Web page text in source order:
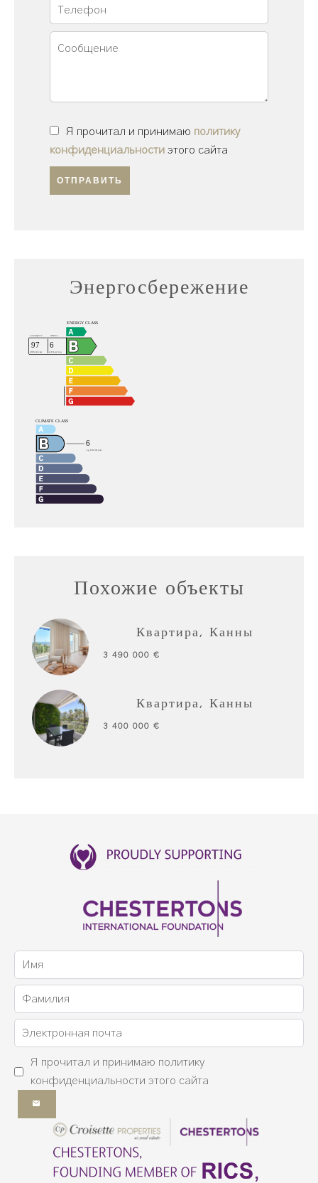
Я прочитал и принимаю политику
конфиденциальности этого сайта
ОТПРАВИТЬ
Энергосбережение
Похожие объекты
Квартира, Канны
3 490 000 €
Квартира, Канны
3 400 000 €
Я прочитал и принимаю политику
конфиденциальности этого сайта